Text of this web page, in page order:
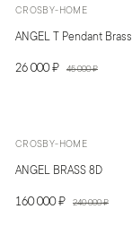
CROSBY-HOME
ANGEL T Pendant Brass
26 000 ₽ 45 000 ₽
CROSBY-HOME
ANGEL BRASS 8D
160 000 ₽ 240 000 ₽